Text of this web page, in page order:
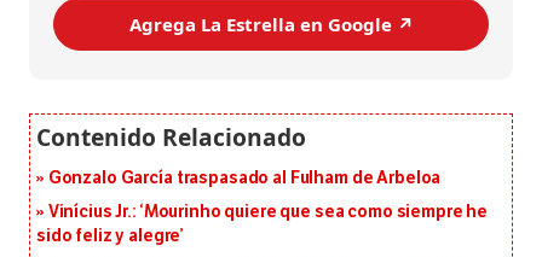
Agrega La Estrella en Google ↗️
Gonzalo García traspasado al Fulham de Arbeloa
Vinícius Jr.: ‘Mourinho quiere que sea como siempre he
sido feliz y alegre’